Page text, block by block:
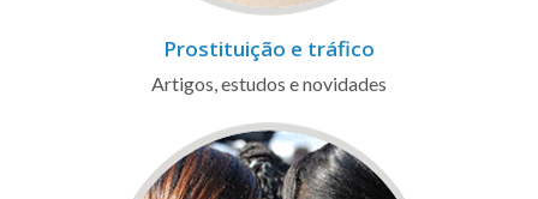
Prostituição e tráfico
Artigos, estudos e novidades